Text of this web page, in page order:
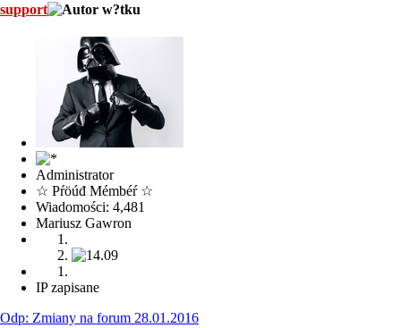
support
Administrator
☆ Pŕöúđ Mémbéŕ ☆
Wiadomości: 4,481
Mariusz Gawron
IP zapisane
Odp: Zmiany na forum 28.01.2016